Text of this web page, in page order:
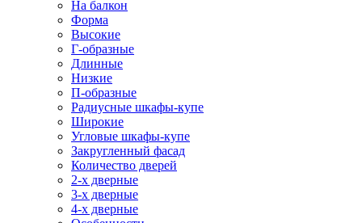
На балкон
Форма
Высокие
Г-образные
Длинные
Низкие
П-образные
Радиусные шкафы-купе
Широкие
Угловые шкафы-купе
Закругленный фасад
Количество дверей
2-х дверные
3-х дверные
4-х дверные